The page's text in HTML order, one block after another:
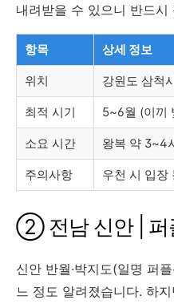
내려받을 수 있으니 반드시
항목 상세 정보
위치 강원도 삼척
최적 시기 5~6월 (이끼
소요 시간 왕복 약 3~4
주의사항 우천 시 입장
② 전남 신안 | 퍼
신안 반월·박지도(일명 퍼
느 정도 알려졌습니다. 하